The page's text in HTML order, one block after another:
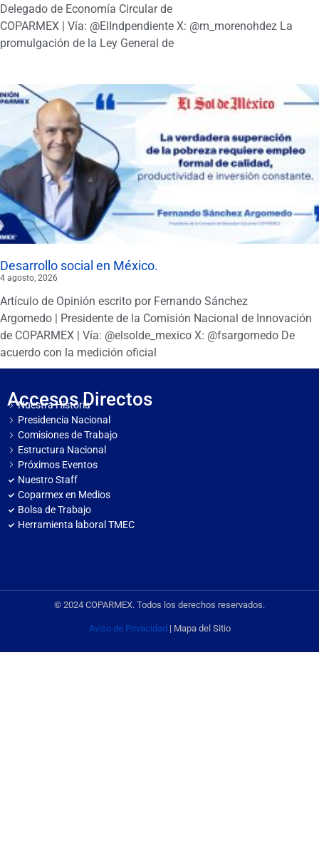
Delegado de Economía Circular de
COPARMEX | Vía: @ElIndpendiente X: @m_morenohdez La
promulgación de la Ley General de
Desarrollo social en México.
4 agosto, 2026
Artículo de Opinión escrito por Fernando Sánchez
Argomedo | Presidente de la Comisión Nacional de Innovación
de COPARMEX | Vía: @elsolde_mexico X: @fsargomedo De
acuerdo con la medición oficial
Accesos Directos
Nuestra Historia
Presidencia Nacional
Comisiones de Trabajo
Estructura Nacional
Próximos Eventos
Nuestro Staff
Coparmex en Medios
Bolsa de Trabajo
Herramienta laboral TMEC
© 2024 COPARMEX. Todos los derechos reservados.
Aviso de Privacidad | Mapa del Sitio